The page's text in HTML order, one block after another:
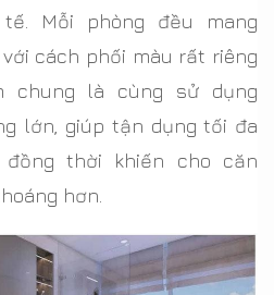
Mỗi phòng đều mang
cách phối màu rất riêng
chung là cùng sử dụng
lớn, giúp tận dụng tối đa
thời khiến cho căn
hơn.